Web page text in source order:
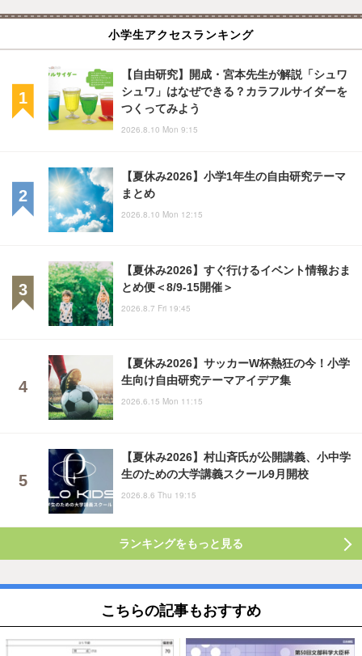
小学生アクセスランキング
【自由研究】開成・宮本先生が解説「シュワ
シュワ」はなぜできる？カラフルサイダーを
つくってみよう
2026.8.10 Mon 9:15
【夏休み2026】小学1年生の自由研究テーマ
まとめ
2026.8.10 Mon 12:15
【夏休み2026】すぐ行けるイベント情報おま
とめ便＜8/9-15開催＞
2026.8.7 Fri 19:45
【夏休み2026】サッカーW杯熱狂の今！小学
生向け自由研究テーマアイデア集
2026.6.15 Mon 11:15
【夏休み2026】村山斉氏が公開講義、小中学
生のための大学講義スクール9月開校
2026.8.6 Thu 19:15
ランキングをもっと見る
こちらの記事もおすすめ